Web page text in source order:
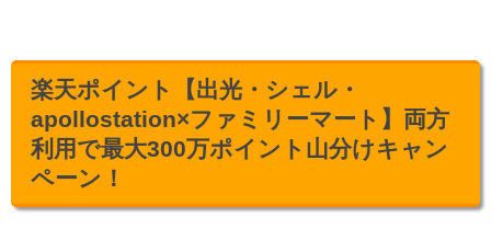
楽天ポイント【出光・シェル・
apollostation×ファミリーマート】両方
利用で最大300万ポイント山分けキャン
ペーン！